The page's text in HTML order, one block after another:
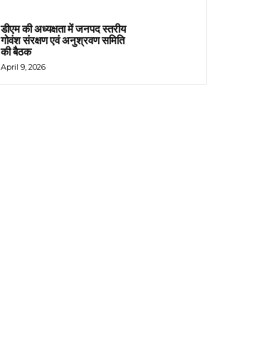
डीएम की अध्यक्षता में जनपद स्तरीय
गोवंश संरक्षण एवं अनुश्रवण समिति
की बैठक
April 9, 2026